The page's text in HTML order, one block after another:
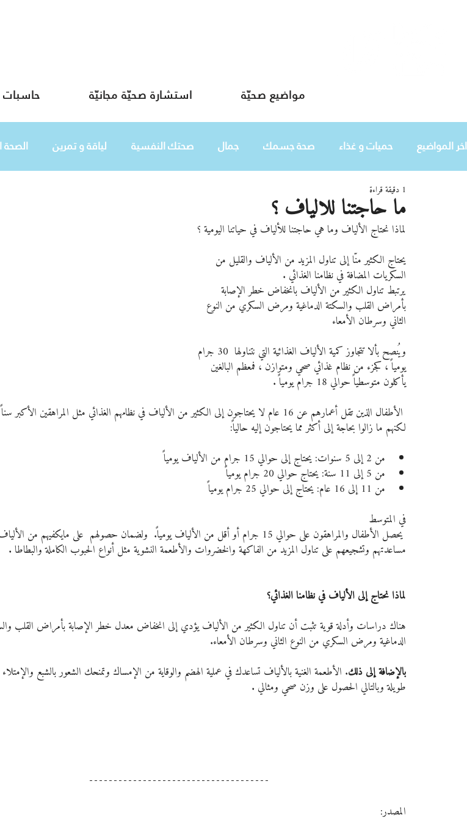
مواضيع صحيّة استشارة صحيّة مجانيّة
اخر المواضيع حميات و غذاء صحة جسمك جمال صحتك النفسية لياقة و تمرين الصحة
هي
ما حاجتنا للالياف ؟
1 دقيقة قراءة
لماذا نحتاج الألياف وما هي حاجتنا للألياف في حياتنا اليومية ؟
يحتاج الكثير منّا إلى تناول المزيد من الألياف والقليل من
السكريات المضافة في نظامنا الغذائي .
يرتبط تناول الكثير من الألياف بانخفاض خطر الإصابة
بأمراض القلب والسكتة الدماغية ومرض السكري من النوع
الثاني وسرطان الأمعاء
ويُنصح بألا تتجاوز كمية الألياف الغذائية التي نتناولها  30 جرام
يومياً ، كجزء من نظام غذائي صحي ومتوازن ، فمعظم البالغين
يأكلون متوسطياً حوالي 18 جرام يومياً .
الأطفال الذين تقل أعمارهم عن 16 عام لا يحتاجون إلى الكثير من الألياف في نظامهم الغذائي مثل المراهقين الأكبر
لكنهم ما زالوا بحاجة إلى أكثر مما يحتاجون إليه حالياً:
من 2 إلى 5 سنوات: يحتاج إلى حوالي 15 جرام من الألياف يومياً
من 5 إلى 11 سنة: يحتاج حوالي 20 جرام يومياً
من 11 إلى 16 عام: يحتاج إلى حوالي 25 جرام يومياً
في المتوسط
يحصل الأطفال والمراهقون على حوالي 15 جرام أو أقل من الألياف يومياً.  ولضمان حصولهم  على مايكفيهم من
مساعدتهم وتشجيعهم على تناول المزيد من الفاكهة والخضروات والأطعمة النشوية مثل أنواع الحبوب الكاملة والبطاطا .
لماذا نحتاج إلى الألياف في نظامنا الغذائي؟
هناك دراسات وأدلة قوية تثبت أن تناول الكثير من الألياف يؤدي إلى انخفاض معدل خطر الإصابة بأمراض القلب
الدماغية ومرض السكري من النوع الثاني وسرطان الأمعاء.
بالإضافة إلى ذلك. الأطعمة الغنية بالألياف تساعدك في عملية الهضم والوقاية من الإمساك وتمنحك الشعور بالشبع
طويلة وبالتالي الحصول على وزن صحي ومثالي .
المصدر: